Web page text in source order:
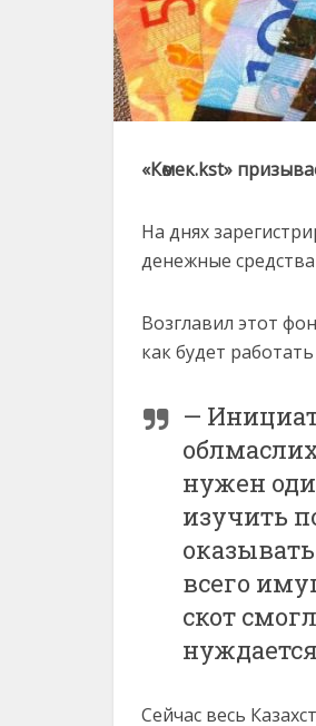
«Көмек.kst»
На днях
денежные
Возглавил этот
как будет
—
нужен
изучить
всего
скот
Сейчас весь